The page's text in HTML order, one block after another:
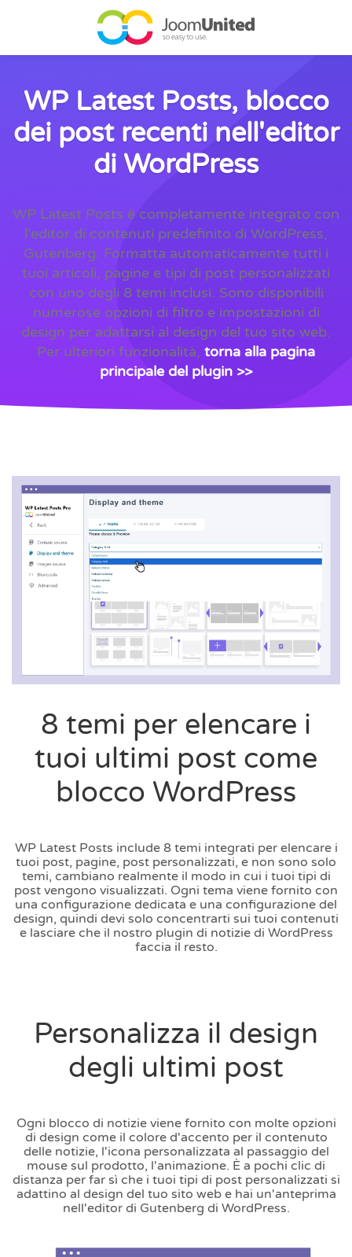
Salta al contenuto principale
WP Latest Posts, blocco
dei post recenti nell'editor
di WordPress
WP Latest Posts è completamente integrato con
l'editor di contenuti predefinito di WordPress,
Gutenberg. Formatta automaticamente tutti i
tuoi articoli, pagine e tipi di post personalizzati
con uno degli 8 temi inclusi. Sono disponibili
numerose opzioni di filtro e impostazioni di
design per adattarsi al design del tuo sito web.
Per ulteriori funzionalità, torna alla pagina
principale del plugin >>
8 temi per elencare i
tuoi ultimi post come
blocco WordPress
WP Latest Posts include 8 temi integrati per elencare i
tuoi post, pagine, post personalizzati, e non sono solo
temi, cambiano realmente il modo in cui i tuoi tipi di
post vengono visualizzati. Ogni tema viene fornito con
una configurazione dedicata e una configurazione del
design, quindi devi solo concentrarti sui tuoi contenuti
e lasciare che il nostro plugin di notizie di WordPress
faccia il resto.
Personalizza il design
degli ultimi post
Ogni blocco di notizie viene fornito con molte opzioni
di design come il colore d'accento per il contenuto
delle notizie, l'icona personalizzata al passaggio del
mouse sul prodotto, l'animazione. È a pochi clic di
distanza per far sì che i tuoi tipi di post personalizzati si
adattino al design del tuo sito web e hai un'anteprima
nell'editor di Gutenberg di WordPress.